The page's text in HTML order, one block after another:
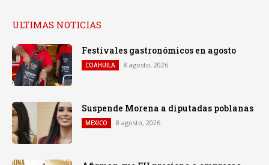
ULTIMAS NOTICIAS
Festivales gastronómicos en agosto
COAHUILA 8 agosto, 2026
Suspende Morena a diputadas poblanas
MEXICO 8 agosto, 2026